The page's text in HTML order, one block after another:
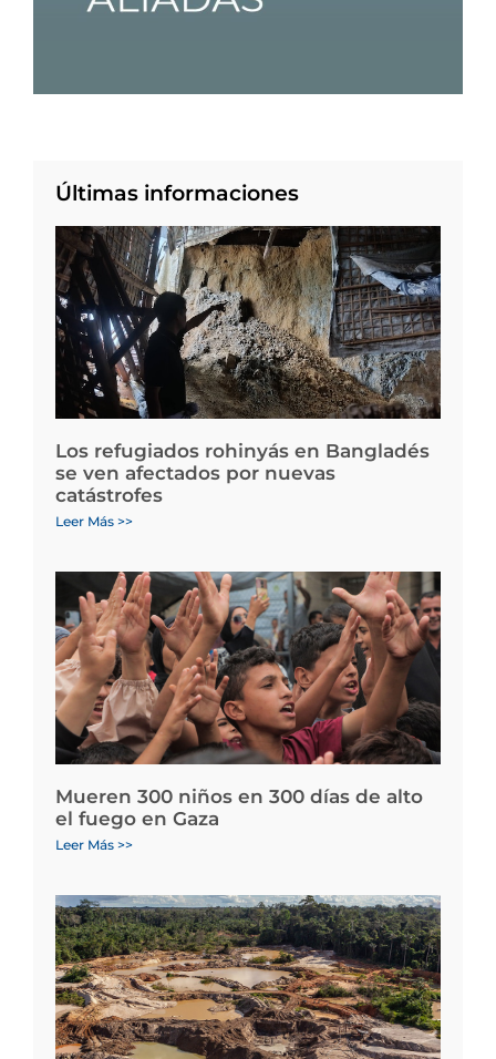
Últimas informaciones
Los refugiados rohinyás en Bangladés
se ven afectados por nuevas
catástrofes
Leer Más >>
Mueren 300 niños en 300 días de alto
el fuego en Gaza
Leer Más >>